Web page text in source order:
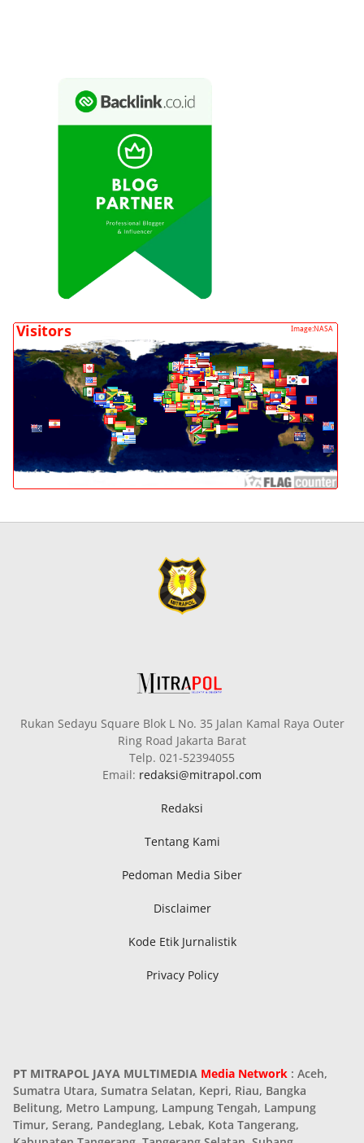
Rukan Sedayu Square Blok L No. 35 Jalan Kamal Raya Outer
Ring Road Jakarta Barat
Telp. 021-52394055
Email: redaksi@mitrapol.com
Redaksi
Tentang Kami
Pedoman Media Siber
Disclaimer
Kode Etik Jurnalistik
Privacy Policy
PT MITRAPOL JAYA MULTIMEDIA Media Network : Aceh,
Sumatra Utara, Sumatra Selatan, Kepri, Riau, Bangka
Belitung, Metro Lampung, Lampung Tengah, Lampung
Timur, Serang, Pandeglang, Lebak, Kota Tangerang,